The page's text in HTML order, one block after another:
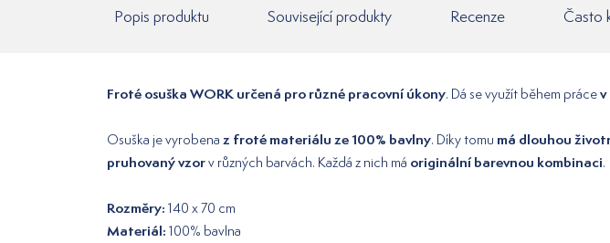
Popis produktu Související produkty Recenze Často
Froté osuška WORK určená pro různé pracovní úkony. Dá se využít během práce
Osuška je vyrobena z froté materiálu ze 100% bavlny. Díky tomu má dlouhou
pruhovaný vzorv různých barvách. Každá z nich má originální barevnou kombinaci.
Rozměry: 140 x 70 cm
Materiál: 100% bavlna